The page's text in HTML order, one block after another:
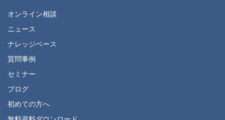
オンライン相談
ニュース
ナレッジベース
質問事例
セミナー
ブログ
初めての方へ